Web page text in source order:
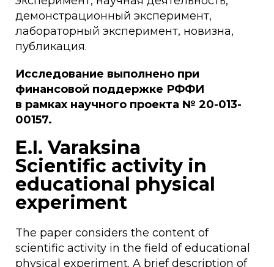
демонстрационный эксперимент,
лабораторный эксперимент, новизна,
публикация.
Исследование выполнено при
финансовой поддержке РФФИ
в рамках научного проекта № 20-013-
00157.
E.I. Varaksina
Scientific activity in
educational physical
experiment
The paper considers the content of
scientific activity in the field of educational
physical experiment. A brief description of